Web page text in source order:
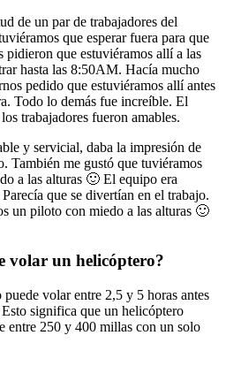
de un par de trabajadores del
que esperar fuera para que
pidieron que estuviéramos allí a las
hasta las 8:50AM. Hacía mucho
pedido que estuviéramos allí antes
Todo lo demás fue increíble. El
trabajadores fueron amables.
y servicial, daba la impresión de
También me gustó que tuviéramos
a las alturas 🙂 El equipo era
que se divertían en el trabajo.
un piloto con miedo a las alturas 🙂
volar un helicóptero?
volar entre 2,5 y 5 horas antes
significa que un helicóptero
entre 250 y 400 millas con un solo